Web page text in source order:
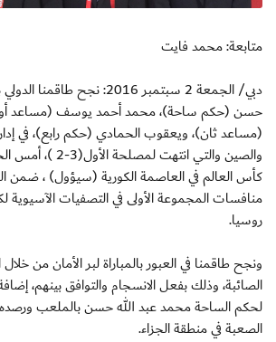
متابعة: محمد فايت
دبي/ الجمعة 2 سبتمبر 2016: نجح
حسن (حكم ساحة)، محمد أحمد يوسف (مساعد
(مساعد ثان)، ويعقوب الحمادي (حكم رابع)، في إدارة
والصين والتي
كأس العالم في العاصمة الكورية (سيؤول) ، ضمن
روسيا.
ونجح طاقمنا في العبور بالمباراة لبر الأمان من
الصائبة، وذلك بفعل الانسجام والتوافق بينهم،
لحكم الساحة محمد عبد الله حسن بالملعب
الصعبة في منطقة الجزاء.